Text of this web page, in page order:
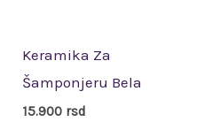
Keramika Za
Šamponjeru Bela
15.900 rsd